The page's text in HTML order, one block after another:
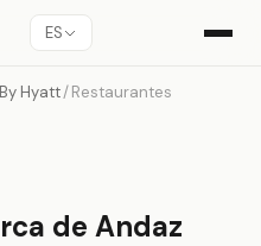
ES
Hyatt/Restaurantes
de Andaz